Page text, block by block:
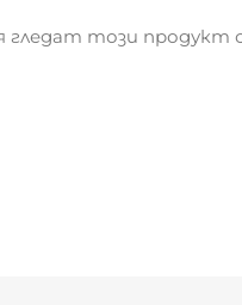
този продукт